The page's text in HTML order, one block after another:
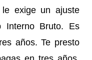
exige un ajuste
Interno Bruto. Es
años. Te presto